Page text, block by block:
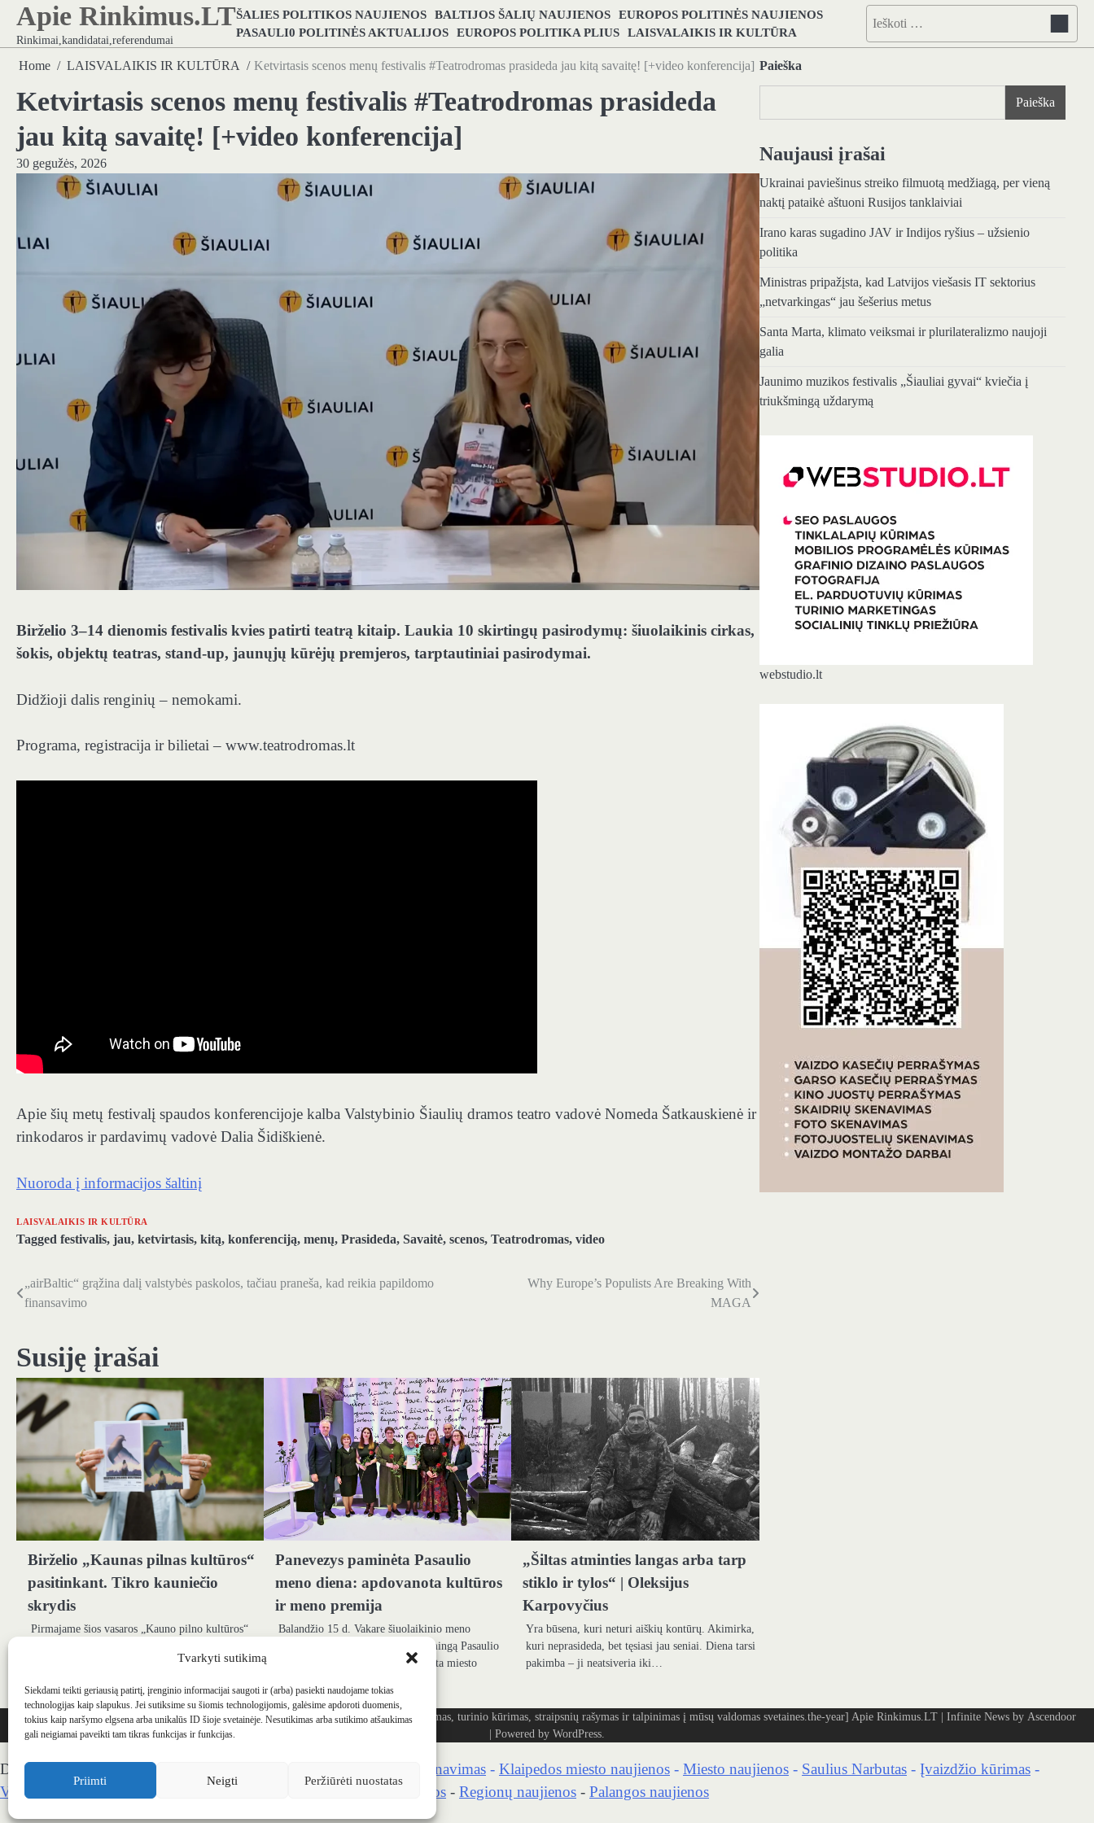
Tvarkyti sutikimą
Siekdami teikti geriausią patirtį, įrenginio informacijai saugoti ir (arba) pasiekti naudojame tokias
technologijas kaip slapukus. Jei sutiksime su šiomis technologijomis, galėsime apdoroti duomenis,
tokius kaip naršymo elgsena arba unikalūs ID šioje svetainėje. Nesutikimas arba sutikimo atšaukimas
gali neigiamai paveikti tam tikras funkcijas ir funkcijas.
Priimti Neigti Peržiūrėti nuostatas
Skip
content
Apie Rinkimus.LT
Rinkimai,kandidatai,referendumai
ŠALIES POLITIKOS NAUJIENOS BALTIJOS ŠALIŲ NAUJIENOS EUROPOS POLITINĖS NAUJIENOS
PASAULI0 POLITINĖS AKTUALIJOS EUROPOS POLITIKA PLIUS LAISVALAIKIS IR KULTŪRA
Ieškoti:
Home LAISVALAIKIS IR KULTŪRA Ketvirtasis scenos menų festivalis #Teatrodromas prasideda jau kitą savaitę! [+video konferencija]
Ketvirtasis scenos menų festivalis #Teatrodromas prasideda
jau kitą savaitę! [+video konferencija]
30 gegužės, 2026
Birželio 3–14 dienomis festivalis kvies patirti teatrą kitaip. Laukia 10 skirtingų pasirodymų: šiuolaikinis cirkas,
šokis, objektų teatras, stand-up, jaunųjų kūrėjų premjeros, tarptautiniai pasirodymai.
Didžioji dalis renginių – nemokami.
Programa, registracija ir bilietai – www.teatrodromas.lt
Apie šių metų festivalį spaudos konferencijoje kalba Valstybinio Šiaulių dramos teatro vadovė Nomeda Šatkauskienė ir
rinkodaros ir pardavimų vadovė Dalia Šidiškienė.
Nuoroda į informacijos šaltinį
LAISVALAIKIS IR KULTŪRA
Tagged festivalis, jau, ketvirtasis, kitą, konferenciją, menų, Prasideda, Savaitė, scenos, Teatrodromas, video
Navigacija
įrašų
„airBaltic“ grąžina dalį valstybės paskolos, tačiau praneša, kad reikia papildomo
finansavimo
Why Europe’s Populists Are Breaking With
MAGA
Susiję įrašai
Birželio „Kaunas pilnas kultūros“
pasitinkant. Tikro kauniečio
skrydis
Pirmajame šios vasaros „Kauno pilno kultūros“
ir kukuoja įvairiausi sparnuočiai – strazdai,
Panevezys paminėta Pasaulio
meno diena: apdovanota kultūros
ir meno premija
Balandžio 15 d. Vakare šiuolaikinio meno
muziejaus muziejus surengė iškilmingą Pasaulio
meno dienos šventę, kurioje suburta miesto
„Šiltas atminties langas arba tarp
stiklo ir tylos“ | Oleksijus
Karpovyčius
Yra būsena, kuri neturi aiškių kontūrų. Akimirka,
kuri neprasideda, bet tęsiasi jau seniai. Diena tarsi
pakimba – ji neatsiveria iki…
Paieška
Paieška
Naujausi įrašai
Ukrainai paviešinus streiko filmuotą medžiagą, per vieną
naktį pataikė aštuoni Rusijos tanklaiviai
Irano karas sugadino JAV ir Indijos ryšius – užsienio
politika
Ministras pripažįsta, kad Latvijos viešasis IT sektorius
„netvarkingas“ jau šešerius metus
Santa Marta, klimato veiksmai ir plurilateralizmo naujoji
galia
Jaunimo muzikos festivalis „Šiauliai gyvai“ kviečia į
triukšmingą uždarymą
webstudio.lt
WEBSTUDIO.LT© SKAITMENINIO MARKETINGO PASLAUGOS. SEO tekstų rašymas, turinio kūrimas, straipsnių rašymas ir talpinimas į mūsų valdomas svetaines.the-year] Apie Rinkimus.LT| Infinite News by Ascendoor
| Powered by WordPress.
Draugai: - Marketingo agentūra Skaidrių skenavimas - Klaipedos miesto naujienos - Miesto naujienos - Saulius Narbutas - Įvaizdžio kūrimas -
Veidoskaita
Teniso treniruotės - Pranešimai spaudai - Kauno naujienos - Regionų naujienos - Palangos naujienos